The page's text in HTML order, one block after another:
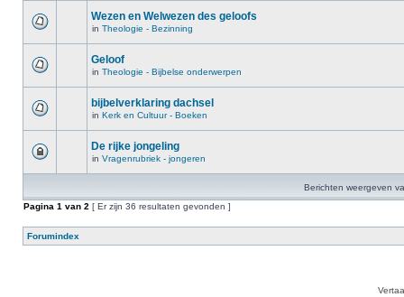
Wezen en Welwezen des geloofs
in Theologie - Bezinning
Geloof
in Theologie - Bijbelse onderwerpen
bijbelverklaring dachsel
in Kerk en Cultuur - Boeken
De rijke jongeling
in Vragenrubriek - jongeren
Berichten weergeven
Pagina 1 van 2 [ Er zijn 36 resultaten gevonden ]
Forumindex